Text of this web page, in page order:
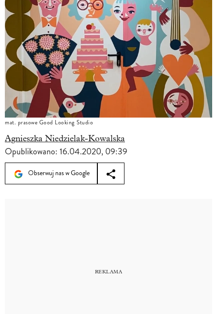
mat. prasowe Good Looking Studio
Agnieszka Niedzielak-Kowalska
Opublikowano:16.04.2020, 09:39
Obserwuj nas w Google